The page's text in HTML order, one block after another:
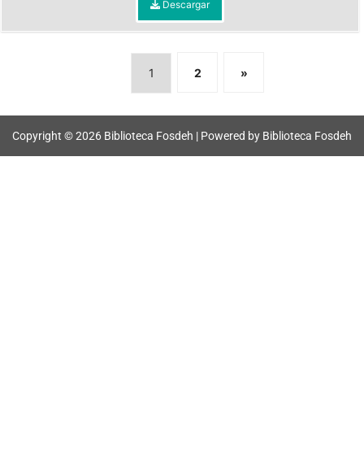
Descargar
1 2 »
Copyright © 2026 Biblioteca Fosdeh | Powered by Biblioteca Fosdeh